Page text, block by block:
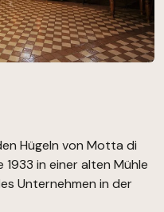
Hügeln von Motta di
in einer alten Mühle
Unternehmen in der